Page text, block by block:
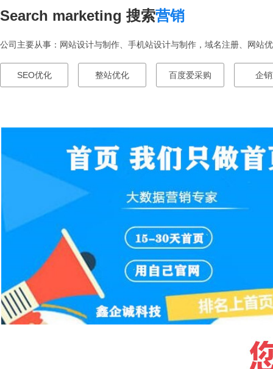
Search marketing 搜索营销
公司主要从事：网站设计与制作、手机站设计与制作，域名注册、网站
SEO优化 整站优化 百度爱采购 企